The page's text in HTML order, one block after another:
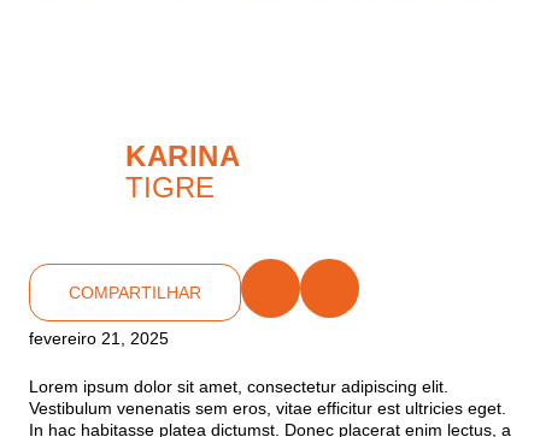
KARINA
TIGRE
COMPARTILHAR
fevereiro 21, 2025
Lorem ipsum dolor sit amet, consectetur adipiscing elit.
Vestibulum venenatis sem eros, vitae efficitur est ultricies eget.
In hac habitasse platea dictumst. Donec placerat enim lectus, a